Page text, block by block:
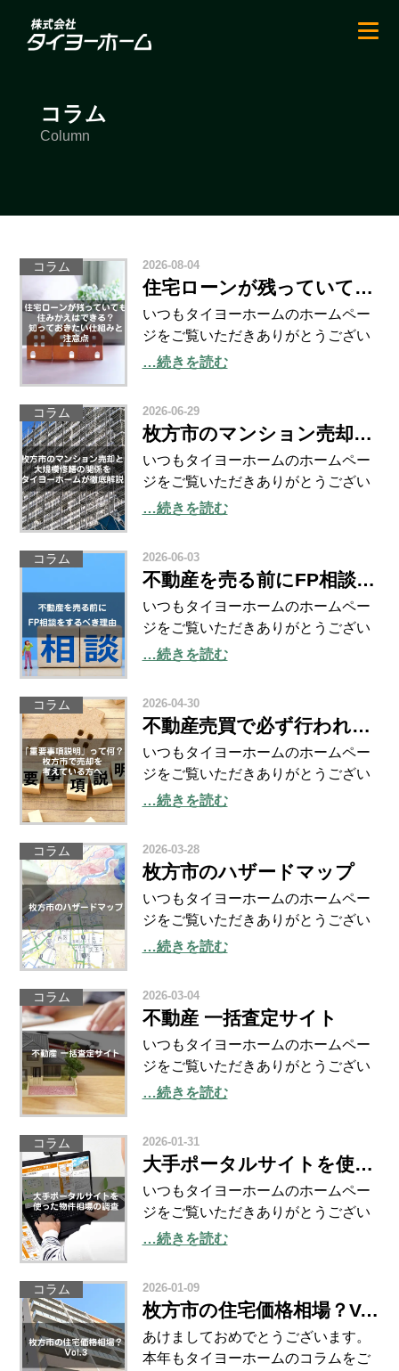
コラム
Column
コラム 2026-08-04
住宅ローンが残っていても住みかえはできる？知っておきたい仕組みと注意点
いつもタイヨーホームのホームペー
ジをご覧いただきありがとうござい
ます。 7月28日午後4時27分ごろに発
の皆様に心よりお見舞いを申し上げ
ます。 また、現在も
…続きを読む
コラム 2026-06-29
枚方市のマンション売却と大規模修繕の関係をタイヨーホームが徹底解説
いつもタイヨーホームのホームペー
ジをご覧いただきありがとうござい
ます。 いよいよ、始まった4年に一
プから、オランダ、チュニジア、ス
ウェーデンとの
…続きを読む
コラム 2026-06-03
不動産を売る前にFP相談をするべき理由｜枚方市の不動産売却ならタイヨーホーム
いつもタイヨーホームのホームペー
ジをご覧いただきありがとうござい
ます。 いよいよ、6月15日（月）5：
します！ 楽しみですね～。 観たこと
のない景色を見せ
…続きを読む
コラム 2026-04-30
不動産売買で必ず行われる「重要事項説明」って何？枚方市で売却を考えている方へ
いつもタイヨーホームのホームペー
ジをご覧いただきありがとうござい
ます。 当社は2026年4月28日（火）
みなさま、ゴールデンウィークのご
予定はいかがです
…続きを読む
コラム 2026-03-28
枚方市のハザードマップ
いつもタイヨーホームのホームペー
ジをご覧いただきありがとうござい
ます。 もうずっと前に感じる、ワー
した。 花粉症に苦しむ方にとっては
桜どころではないという声
…続きを読む
コラム 2026-03-04
不動産 一括査定サイト
いつもタイヨーホームのホームペー
ジをご覧いただきありがとうござい
ます。 冬季オリンピックも過去最多
ルに大いに湧いたのもつかの間、3月
5日（木）からは4年に一
…続きを読む
コラム 2026-01-31
大手ポータルサイトを使った物件相場の調査
いつもタイヨーホームのホームペー
ジをご覧いただきありがとうござい
ます。 いよいよ高市首相が衆議院の
る総選挙が幕を開けます。 物価高対
策や緊迫する世界情勢など
…続きを読む
コラム 2026-01-09
枚方市の住宅価格相場？Vol.3
あけましておめでとうございます。
本年もタイヨーホームのコラムをご